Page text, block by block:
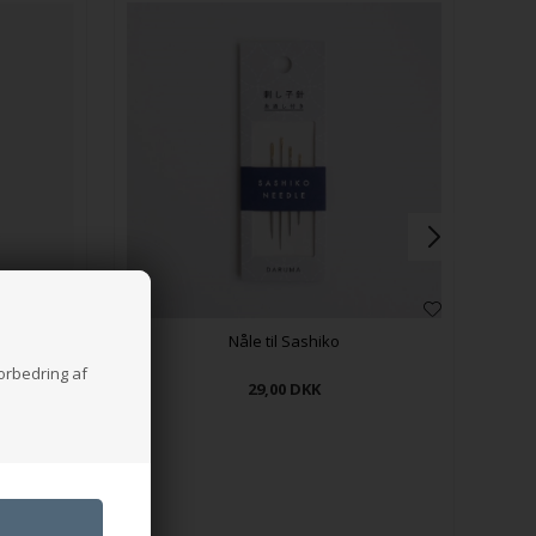
af
Nåle til Sashiko
29,00 DKK